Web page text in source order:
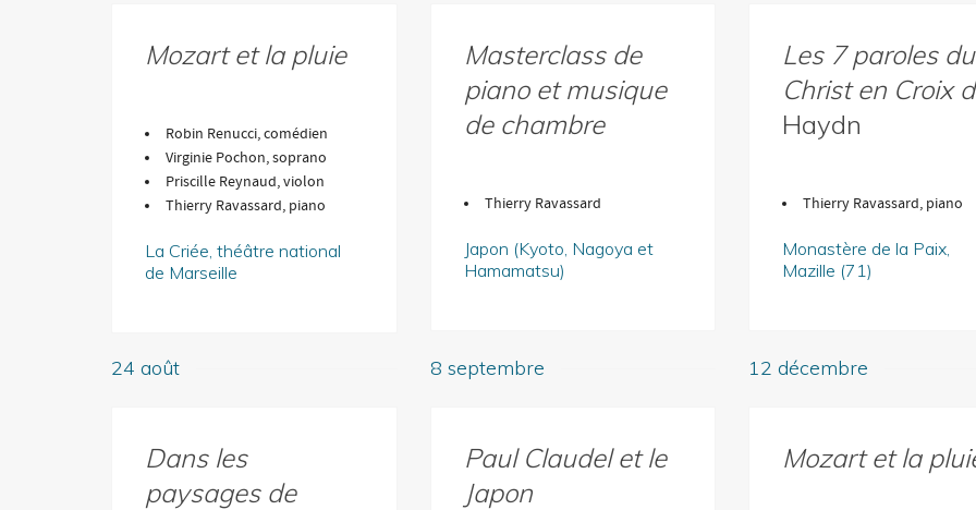
Mozart et la pluie
Robin Renucci, comédien
Virginie Pochon, soprano
Priscille Reynaud, violon
Thierry Ravassard, piano
La Criée, théâtre national
de Marseille
Masterclass de
piano et musique
de chambre
Thierry Ravassard
Japon (Kyoto, Nagoya et
Hamamatsu)
Les 7 paroles du
Christ en Croix d
Haydn
Thierry Ravassard, piano
Monastère de la Paix,
Mazille (71)
24 août
Dans les
paysages de
8 septembre
Paul Claudel et le
Japon
12 décembre
Mozart et la